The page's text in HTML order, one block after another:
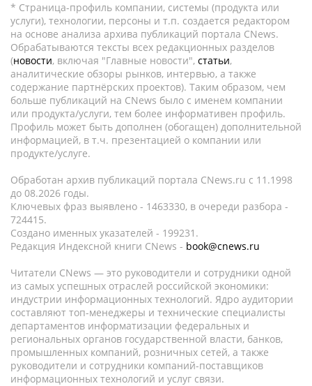
* Страница-профиль компании, системы (продукта или
услуги), технологии, персоны и т.п. создается редактором
на основе анализа архива публикаций портала CNews.
Обрабатываются тексты всех редакционных разделов
(новости, включая "Главные новости", статьи,
аналитические обзоры рынков, интервью, а также
содержание партнёрских проектов). Таким образом, чем
больше публикаций на CNews было с именем компании
или продукта/услуги, тем более информативен профиль.
Профиль может быть дополнен (обогащен) дополнительной
информацией, в т.ч. презентацией о компании или
продукте/услуге.
Обработан архив публикаций портала CNews.ru c 11.1998
до 08.2026 годы.
Ключевых фраз выявлено - 1463330, в очереди разбора -
724415.
Создано именных указателей - 199231.
Редакция Индексной книги CNews - book@cnews.ru
Читатели CNews — это руководители и сотрудники одной
из самых успешных отраслей российской экономики:
индустрии информационных технологий. Ядро аудитории
составляют топ-менеджеры и технические специалисты
департаментов информатизации федеральных и
региональных органов государственной власти, банков,
промышленных компаний, розничных сетей, а также
руководители и сотрудники компаний-поставщиков
информационных технологий и услуг связи.